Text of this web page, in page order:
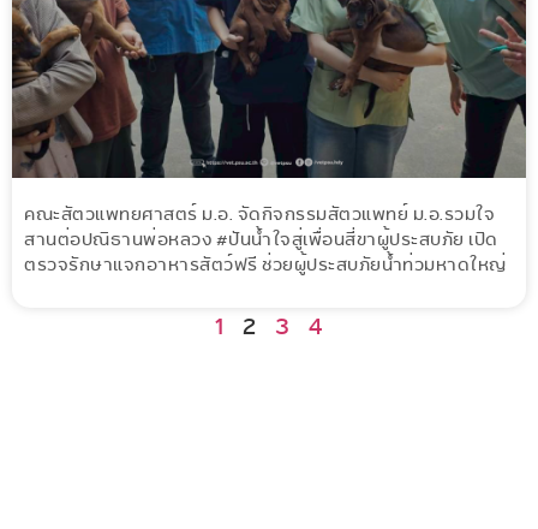
คณะสัตวแพทยศาสตร์ ม.อ. จัดกิจกรรมสัตวแพทย์ ม.อ.รวมใจ
สานต่อปณิธานพ่อหลวง #ปันน้ำใจสู่เพื่อนสี่ขาผู้ประสบภัย เปิด
ตรวจรักษาแจกอาหารสัตว์ฟรี ช่วยผู้ประสบภัยน้ำท่วมหาดใหญ่
1 2 3 4